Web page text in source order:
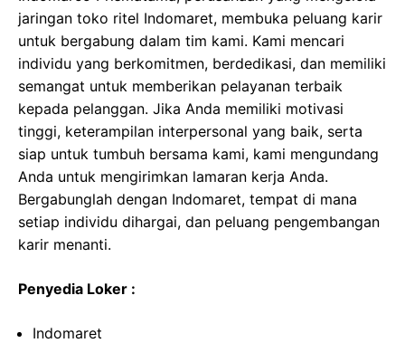
jaringan toko ritel Indomaret, membuka peluang karir
untuk bergabung dalam tim kami. Kami mencari
individu yang berkomitmen, berdedikasi, dan memiliki
semangat untuk memberikan pelayanan terbaik
kepada pelanggan. Jika Anda memiliki motivasi
tinggi, keterampilan interpersonal yang baik, serta
siap untuk tumbuh bersama kami, kami mengundang
Anda untuk mengirimkan lamaran kerja Anda.
Bergabunglah dengan Indomaret, tempat di mana
setiap individu dihargai, dan peluang pengembangan
karir menanti.
Penyedia Loker :
Indomaret